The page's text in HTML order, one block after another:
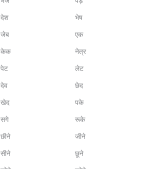
देश भेष
जेब एक
केक नेत्र
पेट लेट
देव छेद
खेद पके
सगे रूके
छीने जीने
सीने छूने